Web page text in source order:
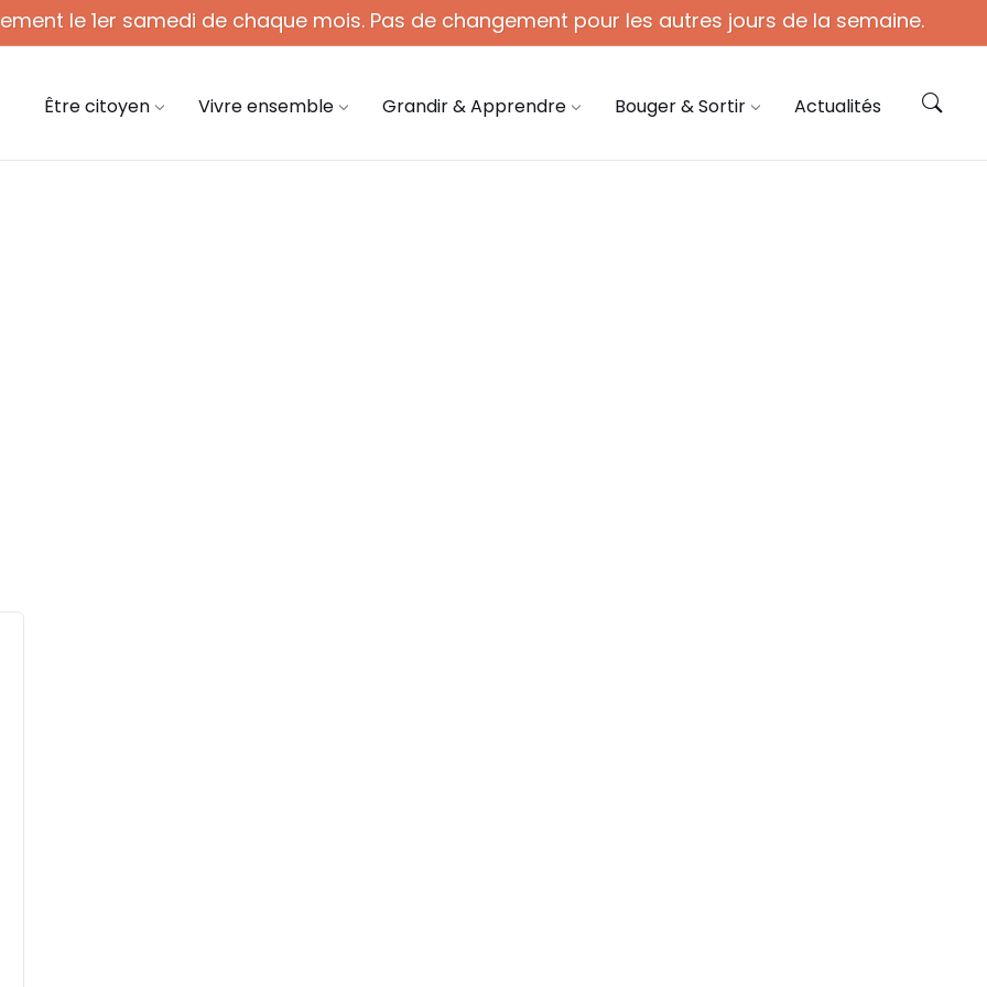
le 1er samedi de chaque mois. Pas de changement pour les autres jours de la semaine.
(1er sam. du mois)
Être citoyen Vivre ensemble Grandir & Apprendre Bouger & Sortir Actualités